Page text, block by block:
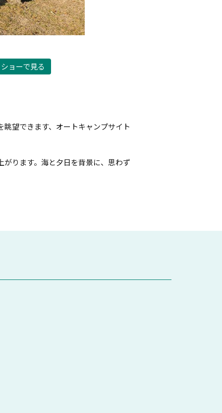
ョーで見る
望できます、オートキャンプサイト
ります。海と夕日を背景に、思わず